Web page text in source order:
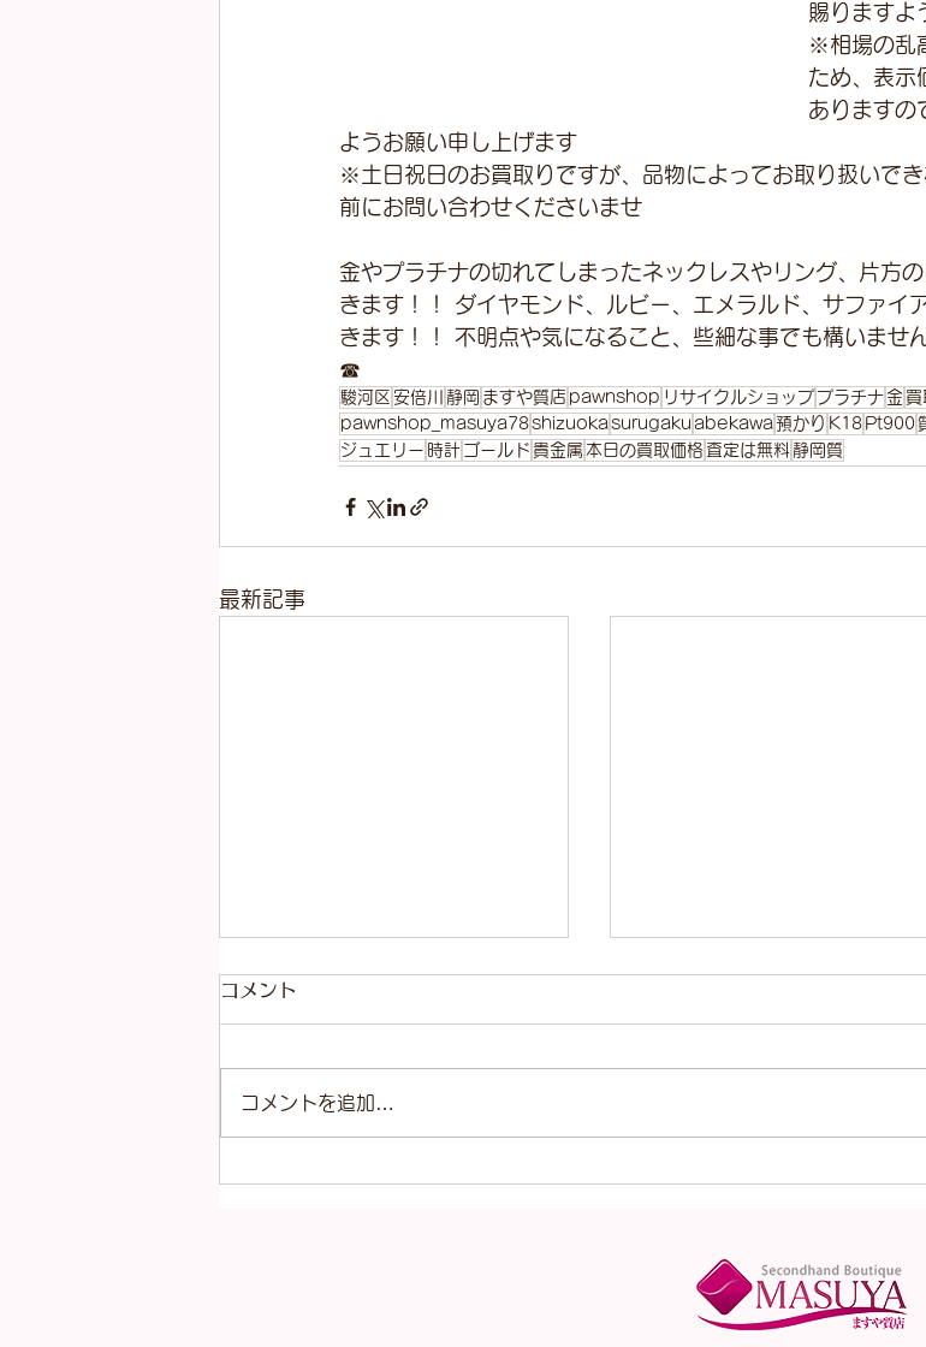
賜りますよ
※相場の乱
ため、表示
ありますの
ようお願い申し上げます
※土日祝日のお買取りですが、品物によってお取り扱いで
前にお問い合わせくださいませ
金やプラチナの切れてしまったネックレスやリング、片方
きます！！ ダイヤモンド、ルビー、エメラルド、サファイ
きます！！ 不明点や気になること、些細な事でも構いませ
☎
駿河区 安倍川 静岡 ますや質店 pawnshop リサイクルショップ プラチナ 金 買
pawnshop_masuya78shizuokasurugaku abekawa 預かり K18 Pt900
ジュエリー 時計 ゴールド 貴金属 本日の買取価格 査定は無料 静岡質
最新記事
８月7、8、9日は連休となり
ます。
まして、誠にありがとうございま
す。 ますや臨時休業のお知らせ
本日（8月6日）の金
（Pt900）の買取価格！
コメント
コメントを追加…